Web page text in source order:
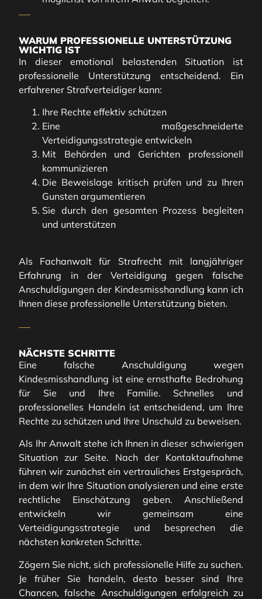
WARUM PROFESSIONELLE UNTERSTÜTZUNG
WICHTIG IST
In dieser emotional belastenden Situation ist
professionelle Unterstützung entscheidend. Ein
erfahrener Strafverteidiger kann:
Ihre Rechte effektiv schützen
Eine maßgeschneiderte
Verteidigungsstrategie entwickeln
Mit Behörden und Gerichten professionell
kommunizieren
Die Beweislage kritisch prüfen und zu Ihren
Gunsten argumentieren
Sie durch den gesamten Prozess begleiten
und unterstützen
Als Fachanwalt für Strafrecht mit langjähriger
Erfahrung in der Verteidigung gegen falsche
Anschuldigungen der Kindesmisshandlung kann ich
Ihnen diese professionelle Unterstützung bieten.
NÄCHSTE SCHRITTE
Eine falsche Anschuldigung wegen
Kindesmisshandlung ist eine ernsthafte Bedrohung
für Sie und Ihre Familie. Schnelles und
professionelles Handeln ist entscheidend, um Ihre
Rechte zu schützen und Ihre Unschuld zu beweisen.
Als Ihr Anwalt stehe ich Ihnen in dieser schwierigen
Situation zur Seite. Nach der Kontaktaufnahme
führen wir zunächst ein vertrauliches Erstgespräch,
in dem wir Ihre Situation analysieren und eine erste
rechtliche Einschätzung geben. Anschließend
entwickeln wir gemeinsam eine
Verteidigungsstrategie und besprechen die
nächsten konkreten Schritte.
Zögern Sie nicht, sich professionelle Hilfe zu suchen.
Je früher Sie handeln, desto besser sind Ihre
Chancen, falsche Anschuldigungen erfolgreich zu